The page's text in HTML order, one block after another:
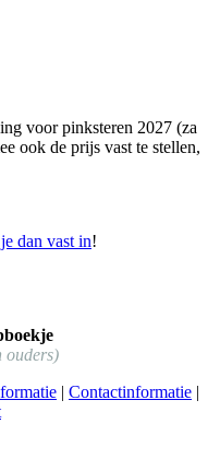
voor pinksteren 2027 (za
ook de prijs vast te stellen,
dan vast in!
ouders)
| Contactinformatie |